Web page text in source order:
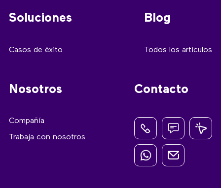
Soluciones
Casos de éxito
Blog
Todos los artículos
Nosotros
Compañía
Trabaja con nosotros
Contacto